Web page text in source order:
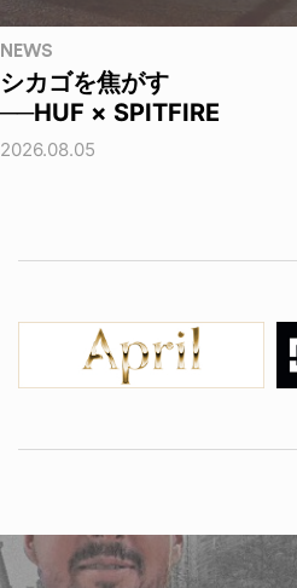
NEWS
シカゴを焦がす
──HUF × SPITFIRE
2026.08.05